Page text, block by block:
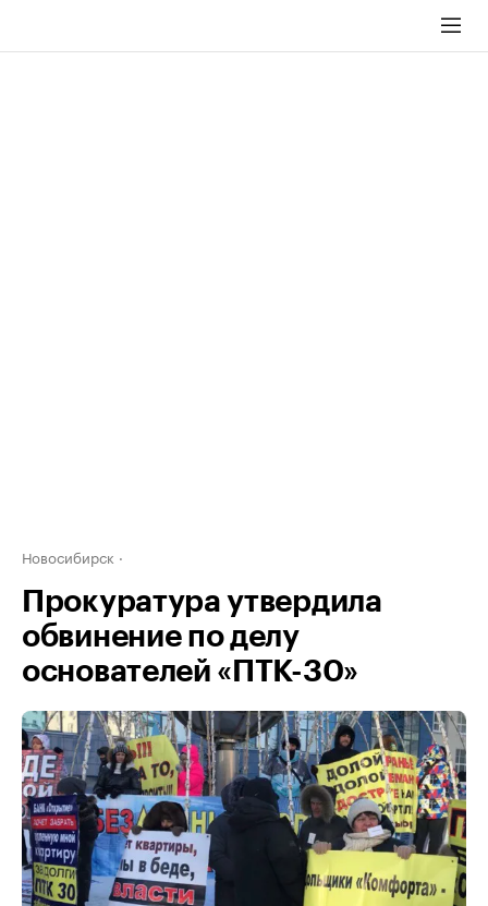
Новосибирск
Прокуратура утвердила
обвинение по делу
основателей «ПТК-30»